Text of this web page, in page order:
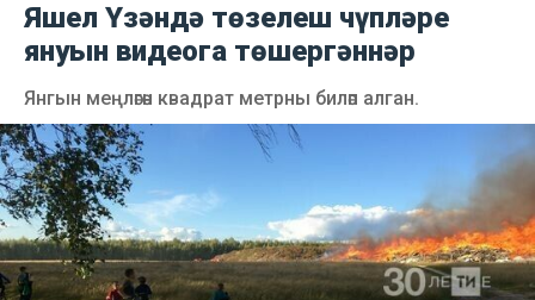
Яшел Үзәндә төзелеш чүпләре
януын видеога төшергәннәр
Янгын меңләгән квадрат метрны биләп алган.